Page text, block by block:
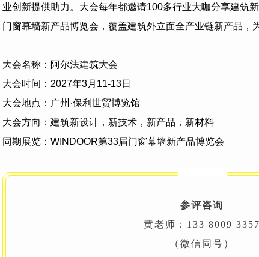
业创新提供助力。大会每年都邀请100多行业大咖分享建筑
门窗幕墙新产品博览会，覆盖建筑外立面全产业链新产品，
大会名称：阿尔法建筑大会
大会时间： 2027年3月 11-13日
大会地点：广州·保利世贸博览馆
大会方向：建筑新设计，新技术，新产品，新材料
同期展览： WINDOOR第33届门窗幕墙新产品博览会
参评咨询
黄老师：133 8009 3357
（微信同号）